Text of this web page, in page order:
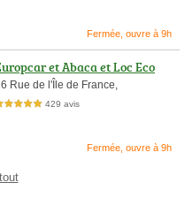
Fermée, ouvre à 9h
et Abaca et Loc Eco
Rue de l'Île de France,
étoiles sur 5 429 avis
Fermée, ouvre à 9h